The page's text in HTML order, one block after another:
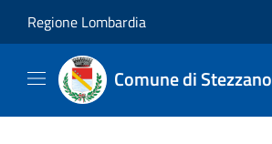
Regione Lombardia
Comune di Stezzano